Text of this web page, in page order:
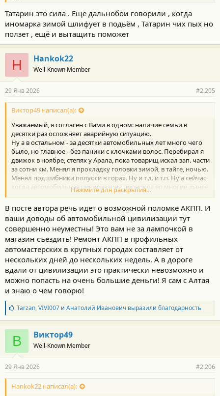
Татарин это сила . Еще дальнобои говорили , когда
иномарка зимой шлифует в подьём , Татарин чих пых но
ползет , ещё и вытащить поможет
H Hankok22
Well-Known Member
29 Янв 2026 #2.205
Виктор49 написал(а):
Уважаемый, я согласен с Вами в одном: наличие семьи в
десятки раз осложняет аварийную ситуацию.
Ну а в остальном - за десятки автомобильных лет много чего
было, но главное - без паники с клочками волос. Перебирал я
движок в ноябре, степях у Арала, пока товарищ искал зап. части
за сотни км. Менял я прокладку головки зимой, в тайге, ночью.
Менял подшибники полуоси в горах. Ну и т.д. и т.п. Ну а сейчас,
когда автомобильная цивилизация проникла во многие, ранее
тёмные уголки страны, а автомобили стали значительно
надёжнее, не стоит бояться дальних путешествий из-за
возможно-вероятной поломки машинки. Тогда лучше на
паровозе.
Нажмите для раскрытия...
В посте автора речь идет о возможной поломке АКПП. И
ваши доводы об автомобильной цивилизации тут
совершенно неуместны! Это вам не за лампочкой в
магазин съездить! Ремонт АКПП в профильных
автомастерских в крупных городах составляет от
нескольких дней до нескольких недель. А в дороге
вдали от цивилизации это практически невозможно и
можно попасть на очень большие деньги! Я сам с Алтая
и знаю о чем говорю!
Б
л
а
г
о
д
а
н
о
с
Tarzan,VIVI007и Анатолий Ивановичвыразили благодарность
В Виктор49
Well-Known Member
29 Янв 2026 #2.206
Hankok22 написал(а):